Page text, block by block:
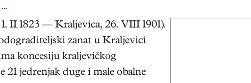
II 1823 — Kraljevica, 26. VIII 1901).
zanat u Kraljevici
koncesiju kraljevičkog
21 jedrenjak duge i male obalne